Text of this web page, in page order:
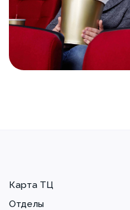
Карта ТЦ
Отделы